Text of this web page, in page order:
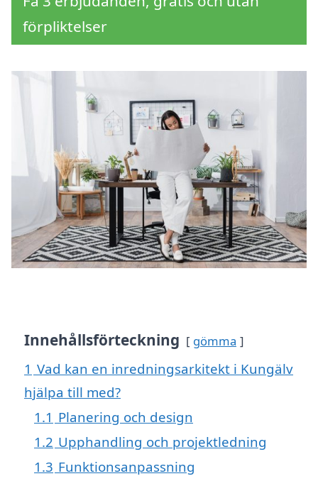
förpliktelser
Innehållsförteckning gömma
1 Vad kan en inredningsarkitekt i Kungälv
hjälpa till med?
1.1 Planering och design
1.2 Upphandling och projektledning
1.3 Funktionsanpassning